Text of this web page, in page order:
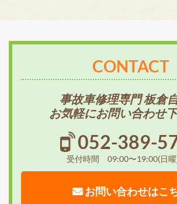
CONTACT
事故車修理専門 板倉
お気軽にお問い合わせ
052-389-
受付時間 09:00〜19:00(日曜
お問い合わせはこ